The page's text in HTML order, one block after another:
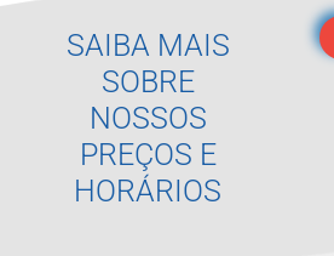
SAIBA MAIS
SOBRE
NOSSOS
PREÇOS E
HORÁRIOS